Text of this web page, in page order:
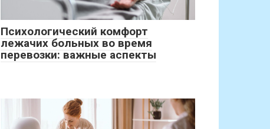
Психологический комфорт
лежачих больных во время
перевозки: важные аспекты